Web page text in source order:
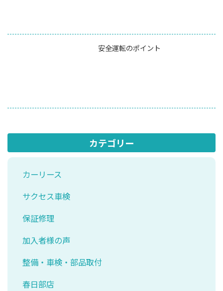
安全運転のポイント
カテゴリー
カーリース
サクセス車検
保証修理
加入者様の声
整備・車検・部品取付
春日部店